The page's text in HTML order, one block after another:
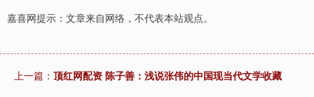
嘉喜网提示：文章来自网络，不代表本站观点。
上一篇： 顶红网配资 陈子善：浅说张伟的中国现当代文学收藏